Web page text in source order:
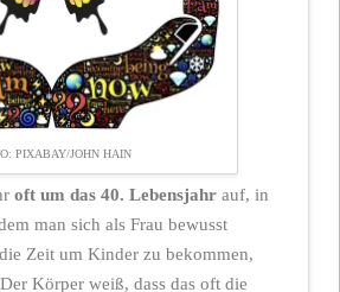
PIXABAY/JOHN HAIN
oft um das 40. Lebensjahrauf, in
man sich als Frau bewusst
Zeit um Kinder zu bekommen,
Körper weiß, dass das oft die